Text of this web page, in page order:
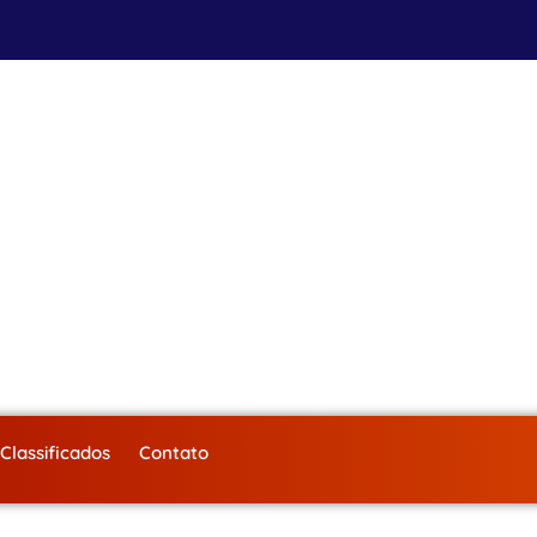
Classificados Contato